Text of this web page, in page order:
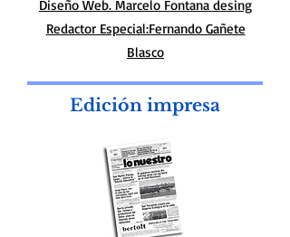
Propietario: Miguel Angel Armaleo
Monteverde 3297 - Olivos |15 6752 3949
diariolonuestro@gmail.com
Diseño Web. Marcelo Fontana desing
Redactor Especial:Fernando Gañete
Edición impresa